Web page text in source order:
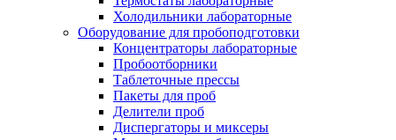
Холодильники лабораторные
Оборудование для пробоподготовки
Концентраторы лабораторные
Пробоотборники
Таблеточные прессы
Пакеты для проб
Делители проб
Диспергаторы и миксеры